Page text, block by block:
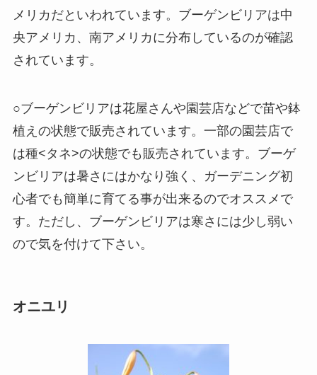
メリカだといわれています。ブーゲンビリアは中
央アメリカ、南アメリカに分布しているのが確認
されています。
○ブーゲンビリアは花屋さんや園芸店などで苗や鉢
植えの状態で販売されています。一部の園芸店で
は種<タネ>の状態でも販売されています。ブーゲ
ンビリアは暑さにはかなり強く、ガーデニング初
心者でも簡単に育てる事が出来るのでオススメで
す。ただし、ブーゲンビリアは寒さには少し弱い
ので気を付けて下さい。
オニユリ